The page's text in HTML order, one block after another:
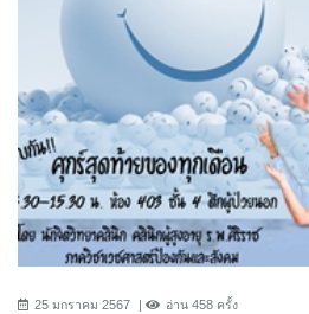
25 มกราคม 2567 อ่าน 458 ครั้ง